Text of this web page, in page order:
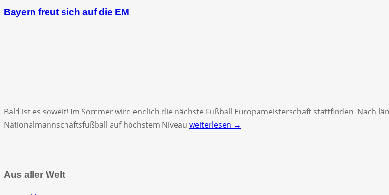
Bayern freut sich auf die EM
Bald ist es soweit! Im Sommer wird endlich die nächste Fußball Europameisterschaft stattfinden. Nach
Nationalmannschaftsfußball auf höchstem Niveau weiterlesen →
Aus aller Welt